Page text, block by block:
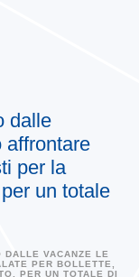
dalle
affrontare
per la
un totale
DALLE VACANZE LE
PER BOLLETTE,
PER UN TOTALE DI